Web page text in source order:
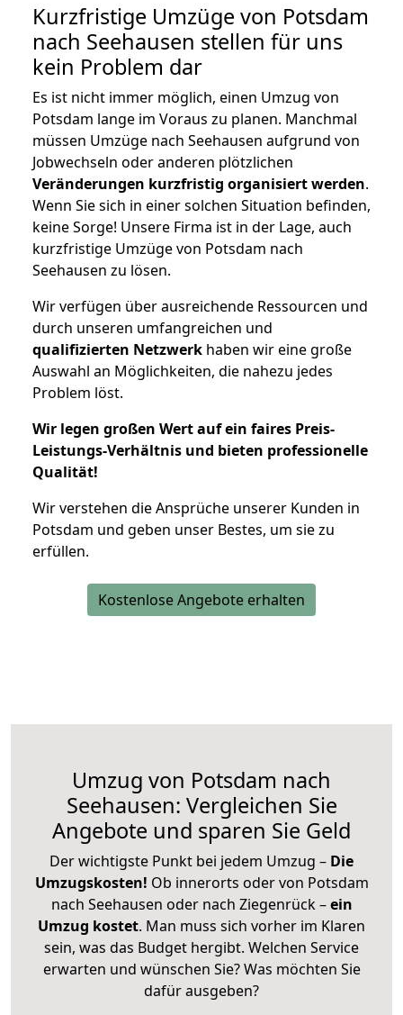
Kurzfristige Umzüge von Potsdam
nach Seehausen stellen für uns
kein Problem dar
Es ist nicht immer möglich, einen Umzug von
Potsdam lange im Voraus zu planen. Manchmal
müssen Umzüge nach Seehausen aufgrund von
Jobwechseln oder anderen plötzlichen
Veränderungen kurzfristig organisiert werden.
Wenn Sie sich in einer solchen Situation befinden,
keine Sorge! Unsere Firma ist in der Lage, auch
kurzfristige Umzüge von Potsdam nach
Seehausen zu lösen.
Wir verfügen über ausreichende Ressourcen und
durch unseren umfangreichen und
qualifizierten Netzwerk haben wir eine große
Auswahl an Möglichkeiten, die nahezu jedes
Problem löst.
Wir legen großen Wert auf ein faires Preis-
Leistungs-Verhältnis und bieten professionelle
Qualität!
Wir verstehen die Ansprüche unserer Kunden in
Potsdam und geben unser Bestes, um sie zu
erfüllen.
Kostenlose Angebote erhalten
Umzug von Potsdam nach
Seehausen: Vergleichen Sie
Angebote und sparen Sie Geld
Der wichtigste Punkt bei jedem Umzug – Die
Umzugskosten! Ob innerorts oder von Potsdam
nach Seehausen oder nach Ziegenrück –ein
Umzug kostet. Man muss sich vorher im Klaren
sein, was das Budget hergibt. Welchen Service
erwarten und wünschen Sie? Was möchten Sie
dafür ausgeben?